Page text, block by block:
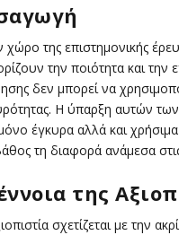
χώρο της επιστημονικής
την ποιότητα και
δεν μπορεί να
Η ύπαρξη αυτών
έγκυρα αλλά και
τη διαφορά ανάμεσα
της
σχετίζεται με την